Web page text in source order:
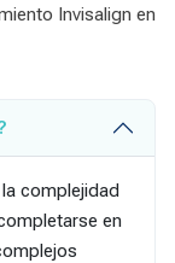
Invisalign en
complejidad
en